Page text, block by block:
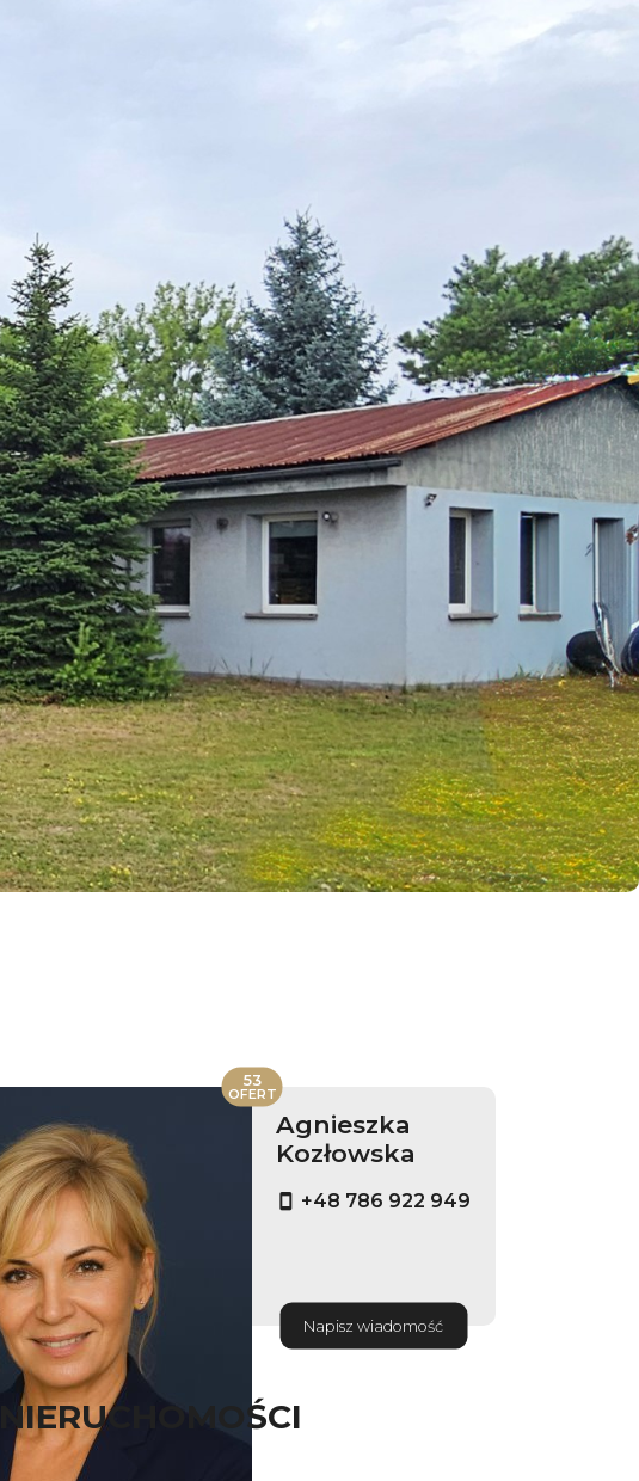
Agnieszka
Kozłowska
+48 786 922 949
Napisz wiadomość
53
OFERT
NIERUCHOMOŚCI